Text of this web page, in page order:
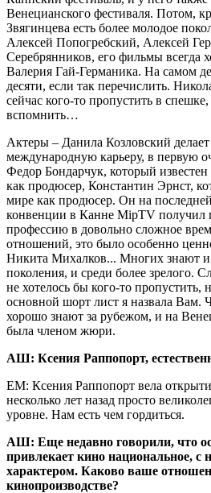
Венецианского фестиваля. Потом,
Звягинцева есть более молодое
Алексей Попогребский, Алексей
Серебрянников, его фильмы всегда
Валерия Гай-Германика. На самом
десяти, если так перечислить.
сейчас кого-то пропустить в
вспомнить…
Актеры – Данила Козловский
международную карьеру, в первую
Федор Бондарчук, который
как продюсер, Константин Эрнст,
мире как продюсер. Он на
конвенции в Канне MipTV получил
профессию в довольно сложное
отношений, это было особенно
Никита Михалков... Многих знают и
поколения, и среди более зрелого.
не хотелось бы кого-то пропустить,
основной шорт лист я назвала Вам.
хорошо знают за рубежом, и на
была членом жюри.
АШ: Ксения Раппопорт,
ЕМ: Ксения Раппопорт вела
несколько лет назад просто
уровне. Нам есть чем гордиться.
АШ: Еще недавно говорили, что
привлекает кино национальное, с
характером. Каково ваше
кинопроизводстве?